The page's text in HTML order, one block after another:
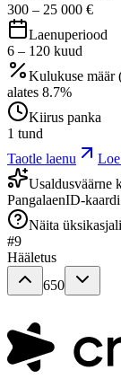
300 – 25 000 €
Laenuperiood
6 – 120 kuud
Kulukuse määr
alates 8.7%
Kiirus panka
1 tund
Taotle laenu
Usaldusväärne
PangalaenID-
Näita
#9
Hääletus
650